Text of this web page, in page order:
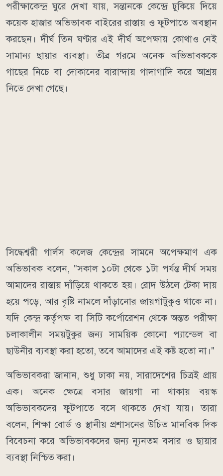
পরীক্ষাকেন্দ্র ঘুরে দেখা যায়, সন্তানকে কেন্দ্রে ঢুকিয়ে দিয়ে
কয়েক হাজার অভিভাবক বাইরের রাস্তায় ও ফুটপাতে অবস্থান
করছেন। দীর্ঘ তিন ঘণ্টার এই দীর্ঘ অপেক্ষায় কোথাও নেই
সামান্য ছায়ার ব্যবস্থা। তীব্র গরমে অনেক অভিভাবককে
গাছের নিচে বা দোকানের বারান্দায় গাদাগাদি করে আশ্রয়
নিতে দেখা গেছে।
সিদ্ধেশ্বরী গার্লস কলেজ কেন্দ্রের সামনে অপেক্ষমাণ এক
অভিভাবক বলেন, "সকাল ১০টা থেকে ১টা পর্যন্ত দীর্ঘ সময়
আমাদের রাস্তায় দাঁড়িয়ে থাকতে হয়। রোদ উঠলে টেকা দায়
হয়ে পড়ে, আর বৃষ্টি নামলে দাঁড়ানোর জায়গাটুকুও থাকে না।
যদি কেন্দ্র কর্তৃপক্ষ বা সিটি কর্পোরেশন থেকে অন্তত পরীক্ষা
চলাকালীন সময়টুকুর জন্য সাময়িক কোনো প্যান্ডেল বা
ছাউনীর ব্যবস্থা করা হতো, তবে আমাদের এই কষ্ট হতো না।"
অভিভাবকরা জানান, শুধু ঢাকা নয়, সারাদেশের চিত্রই প্রায়
এক। অনেক ক্ষেত্রে বসার জায়গা না থাকায় বয়স্ক
অভিভাবকদের ফুটপাতে বসে থাকতে দেখা যায়। তারা
বলেন, শিক্ষা বোর্ড ও স্থানীয় প্রশাসনের উচিত মানবিক দিক
বিবেচনা করে অভিভাবকদের জন্য ন্যূনতম বসার ও ছায়ার
ব্যবস্থা নিশ্চিত করা।